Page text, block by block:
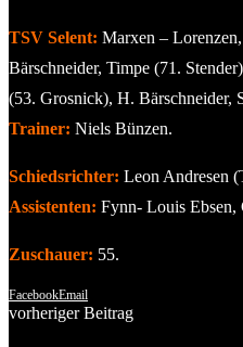
TSV Selent: Marxen –
Bärschneider, Timpe (71.
(53. Grosnick), H. Bärschneider,
Trainer: Niels Bünzen.
Schiedsrichter: Leon Andresen
Assistenten: Fynn- Louis Ebsen,
Zuschauer: 55.
FacebookEmail
vorheriger Beitrag